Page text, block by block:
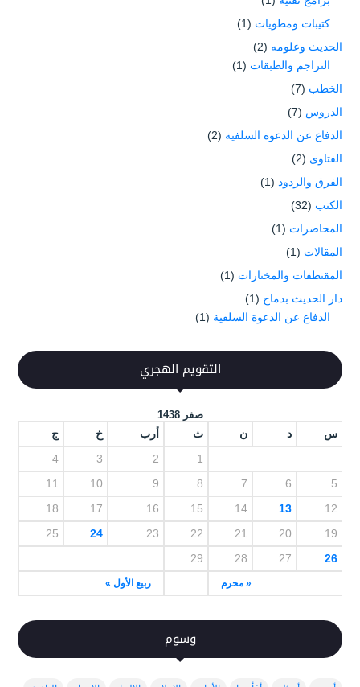
كتيبات ومطويات (1)
الحديث وعلومه (2)
التراجم والطبقات (1)
الخطب (7)
الدروس (7)
الدفاع عن الدعوة السلفية (2)
الفتاوى (2)
الفرق والردود (1)
الكتب (32)
المحاضرات (1)
المقالات (1)
المقتطفات والمختارات (1)
دار الحديث بدماج (1)
الدفاع عن الدعوة السلفية (1)
التقويم الهجري
صفر 1438
س د ن ث أرب خ ج
« محرم ربيع الأول »
1
2
3
4
5
6
7
8
9
10
11
12
13
14
15
16
17
18
19
20
21
22
23
24
25
26
27
28
29
وسوم